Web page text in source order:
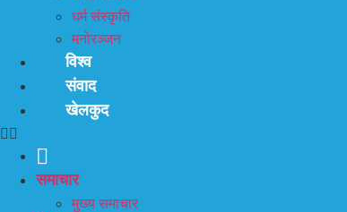
धर्म संस्कृति
मनोरञ्जन
विश्व
संवाद
खेलकुद
समाचार
मुख्य समाचार